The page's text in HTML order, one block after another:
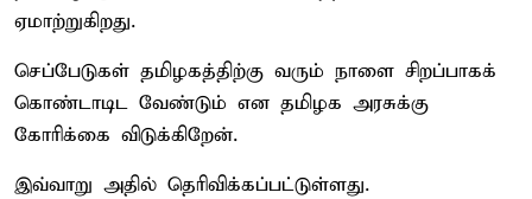
ஏமாற்றுகிறது.
செப்பேடுகள் தமிழகத்திற்கு வரும் நாளை சிறப்பாகக்
கொண்டாடிட வேண்டும் என தமிழக அரசுக்கு
கோரிக்கை விடுக்கிறேன்.
இவ்வாறு அதில் தெரிவிக்கப்பட்டுள்ளது.